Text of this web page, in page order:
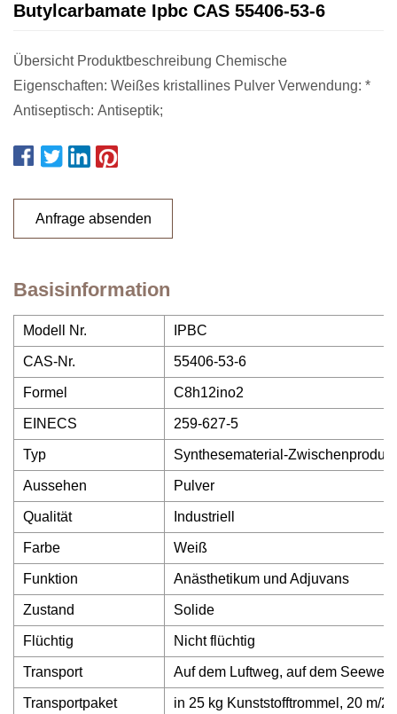
Butylcarbamate Ipbc CAS 55406-53-6
Übersicht Produktbeschreibung Chemische
Eigenschaften: Weißes kristallines Pulver Verwendung: *
Antiseptisch: Antiseptik;
Anfrage absenden
Basisinformation
Modell Nr. IPBC
CAS-Nr. 55406-53-6
Formel C8h12ino2
EINECS 259-627-5
Typ Synthesematerial-
Aussehen Pulver
Qualität Industriell
Farbe Weiß
Funktion Anästhetikum und Adjuvans
Zustand Solide
Flüchtig Nicht flüchtig
Transport Auf dem Luftweg, auf dem Seeweg
Transportpaket in 25 kg Kunststofftrommel, 20 m/